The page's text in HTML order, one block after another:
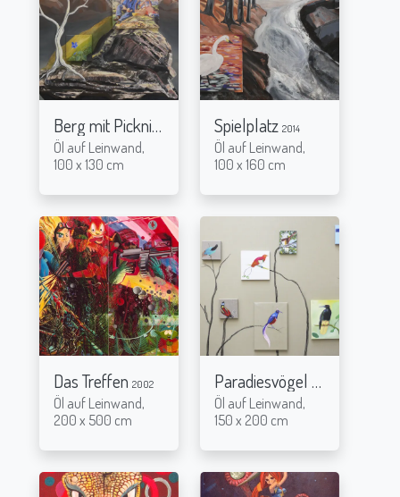
Berg mit Picknick
Öl auf Leinwand,
100 x 130 cm
Spielplatz 2014
Öl auf Leinwand,
100 x 160 cm
Das Treffen 2002
Öl auf Leinwand,
200 x 500 cm
Paradiesvögel
2015
Öl auf Leinwand,
150 x 200 cm